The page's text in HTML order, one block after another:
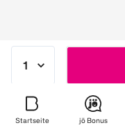
Startseite jö Bonus